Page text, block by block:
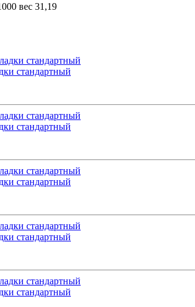
вес 31,19
стандартный
стандартный
стандартный
стандартный
стандартный